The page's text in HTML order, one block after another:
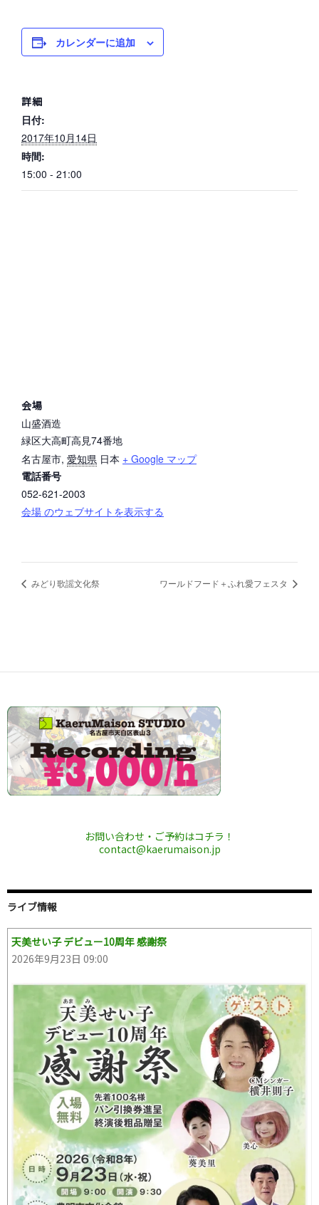
カレンダーに追加
詳細
日付:
2017年10月14日
時間:
15:00 - 21:00
会場
山盛酒造
緑区大高町高見74番地
名古屋市, 愛知県 日本 + Google マップ
電話番号
052-621-2003
会場 のウェブサイトを表示する
みどり歌謡文化祭 ワールドフード＋ふれ愛フェスタ
お問い合わせ・ご予約はコチラ！
contact@kaerumaison.jp
ライブ情報
天美せい子 デビュー10周年 感謝祭
2026年9月23日 09:00